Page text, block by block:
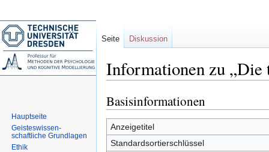
Informationen zu „Die
Zur
Navigation
springen
Zur
Suche
springen
Basisinformationen
Anzeigetitel
Standardsortierschlüssel
Seite Diskussion
Hauptseite
Geisteswissen-
schaftliche Grundlagen
Ethik